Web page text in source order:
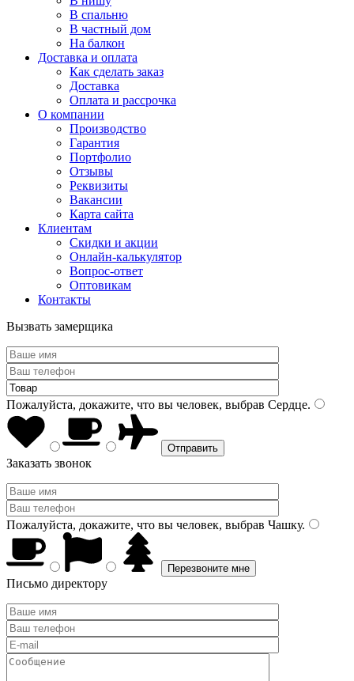
В спальню
В частный дом
На балкон
Доставка и оплата
Как сделать заказ
Доставка
Оплата и рассрочка
О компании
Производство
Гарантия
Портфолио
Отзывы
Реквизиты
Вакансии
Карта сайта
Клиентам
Скидки и акции
Онлайн-калькулятор
Вопрос-ответ
Оптовикам
Контакты
Вызвать замерщика
Пожалуйста, докажите, что вы человек, выбрав Сердце.
Заказать звонок
Пожалуйста, докажите, что вы человек, выбрав Чашку.
Письмо директору